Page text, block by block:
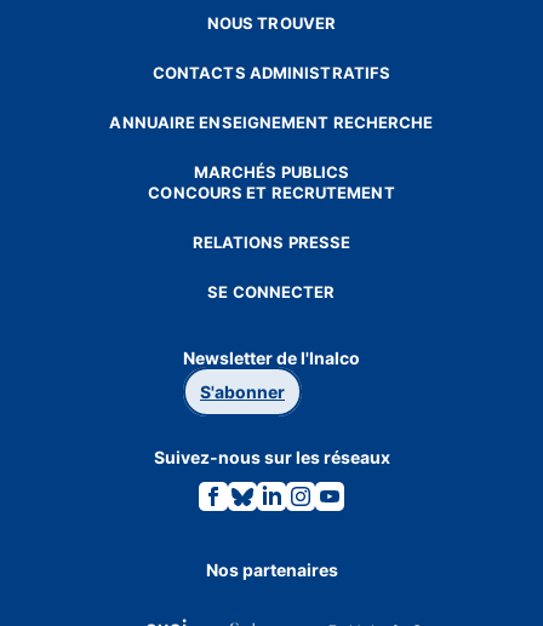
NOUS TROUVER
CONTACTS ADMINISTRATIFS
ANNUAIRE ENSEIGNEMENT RECHERCHE
MARCHÉS PUBLICS
CONCOURS ET RECRUTEMENT
RELATIONS PRESSE
SE CONNECTER
Newsletter de l'Inalco
S'abonner
Suivez-nous sur les réseaux
Lien
vers
Facebook.
Lien
vers
Bluesky.
Lien
vers
Linkedin.
Lien
vers
Instagram.
Lien
vers
Youtube.
Nos partenaires